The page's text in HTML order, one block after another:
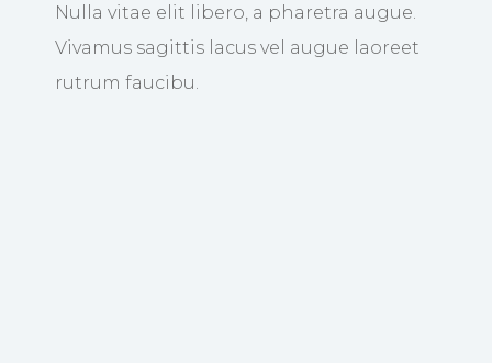
Nulla vitae elit libero, a pharetra augue.
Vivamus sagittis lacus vel augue laoreet
rutrum faucibu.